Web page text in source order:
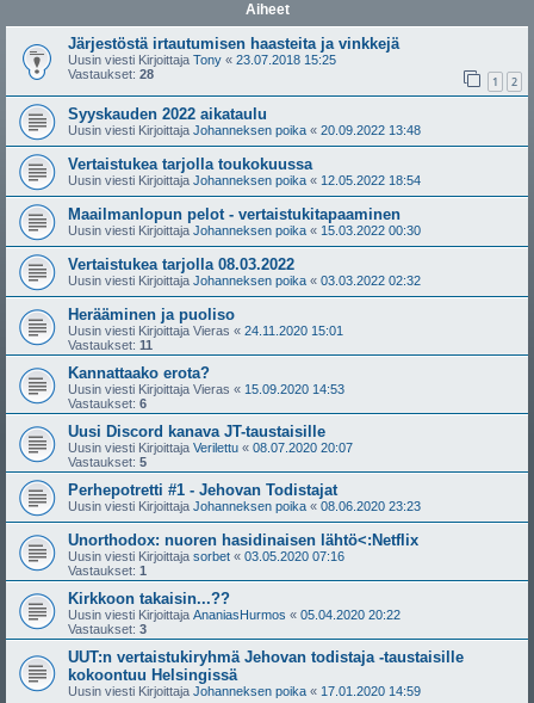
Aiheet
Järjestöstä irtautumisen haasteita ja vinkkejä
Uusin viesti Kirjoittaja Tony « 23.07.2018 15:25
Vastaukset: 28 1 2
Syyskauden 2022 aikataulu
Uusin viesti Kirjoittaja Johanneksen poika « 20.09.2022 13:48
Vertaistukea tarjolla toukokuussa
Uusin viesti Kirjoittaja Johanneksen poika « 12.05.2022 18:54
Maailmanlopun pelot - vertaistukitapaaminen
Uusin viesti Kirjoittaja Johanneksen poika « 15.03.2022 00:30
Vertaistukea tarjolla 08.03.2022
Uusin viesti Kirjoittaja Johanneksen poika « 03.03.2022 02:32
Herääminen ja puoliso
Uusin viesti Kirjoittaja Vieras « 24.11.2020 15:01
Vastaukset: 11
Kannattaako erota?
Uusin viesti Kirjoittaja Vieras « 15.09.2020 14:53
Vastaukset: 6
Uusi Discord kanava JT-taustaisille
Uusin viesti Kirjoittaja Verilettu « 08.07.2020 20:07
Vastaukset: 5
Perhepotretti #1 - Jehovan Todistajat
Uusin viesti Kirjoittaja Johanneksen poika « 08.06.2020 23:23
Unorthodox: nuoren hasidinaisen lähtö<:Netflix
Uusin viesti Kirjoittaja sorbet « 03.05.2020 07:16
Vastaukset: 1
Kirkkoon takaisin...??
Uusin viesti Kirjoittaja AnaniasHurmos « 05.04.2020 20:22
Vastaukset: 3
UUT:n vertaistukiryhmä Jehovan todistaja -taustaisille
kokoontuu Helsingissä
Uusin viesti Kirjoittaja Johanneksen poika « 17.01.2020 14:59